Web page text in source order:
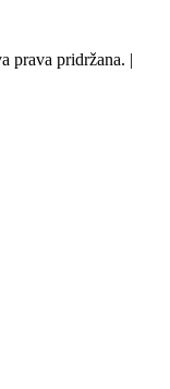
prava pridržana. |